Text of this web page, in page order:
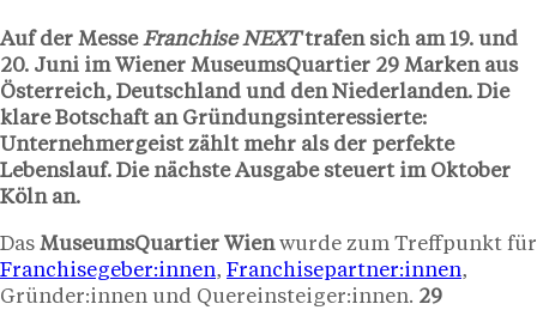
Auf der MesseFranchise NEXTtrafen sich am 19. und
20. Juni im Wiener MuseumsQuartier 29 Marken aus
Österreich, Deutschland und den Niederlanden. Die
klare Botschaft an Gründungsinteressierte:
Unternehmergeist zählt mehr als der perfekte
Lebenslauf. Die nächste Ausgabe steuert im Oktober
Köln an.
Das MuseumsQuartier Wienwurde zum Treffpunkt für
Franchisegeber:innen, Franchisepartner:innen,
Gründer:innen und Quereinsteiger:innen. 29